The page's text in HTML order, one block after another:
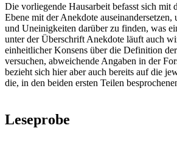
Die vorliegende Hausarbeit befasst sich
Ebene mit der Anekdote
und Uneinigkeiten darüber zu finden, was
unter der Überschrift Anekdote läuft auch
einheitlicher Konsens über die Definition
versuchen, abweichende Angaben in der
bezieht sich hier aber auch bereits auf die
die, in den beiden ersten Teilen
Leseprobe